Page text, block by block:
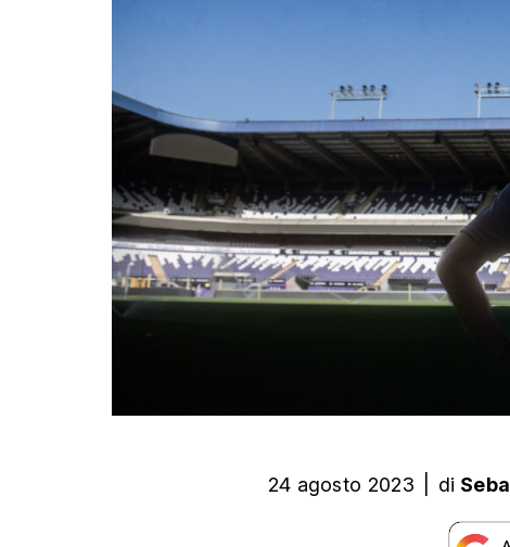
24 agosto 2023 di